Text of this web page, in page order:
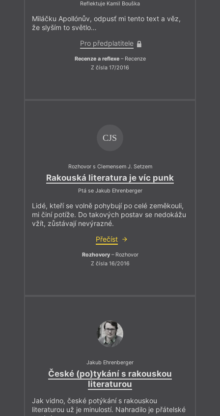
Reflektuje Kamil Bouška
Miláčku Apollónův, odpusť mi tento text a věz,
že slyším to světlo…
Pro předplatitele
Recenze a reflexe– Recenze
Z čísla 17/2016
CJS
Rozhovor s Clemensem J. Setzem
Rakouská literatura je víc punk
Ptá se Jakub Ehrenberger
Lidé, kteří se volně pohybují po celé zeměkouli,
mi činí potíže. Do takových postav se nedokážu
vžít, zůstávají nevýrazné.
Přečíst
Rozhovory– Rozhovor
Z čísla 16/2016
Jakub Ehrenberger
České (po)tykání s rakouskou
literaturou
Jak vidno, české potýkání s rakouskou
literaturou už je minulostí. Nahradilo je přátelské